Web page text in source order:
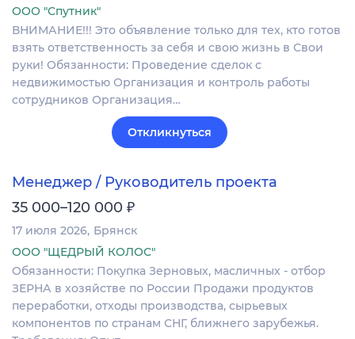
ООО "Спутник"
ВНИМАНИЕ!!! Это объявление только для тех, кто готов
взять ответственность за себя и свою жизнь в Свои
руки! Обязанности: Проведение сделок с
недвижимостью Организация и контроль работы
сотрудников Организация…
Откликнуться
Менеджер / Руководитель проекта
35 000–120 000 ₽
17 июля 2026 Брянск
ООО "ЩЕДРЫЙ КОЛОС"
Обязанности: Покупка Зерновых, масличных - отбор
ЗЕРНА в хозяйстве по России Продажи продуктов
переработки, отходы производства, сырьевых
компонентов по странам СНГ, ближнего зарубежья.